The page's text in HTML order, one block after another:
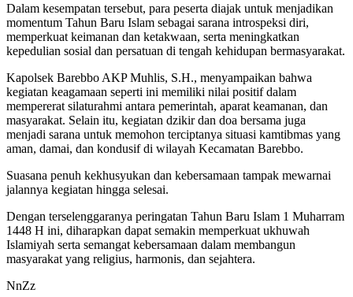
Dalam kesempatan tersebut, para peserta diajak untuk menjadikan
momentum Tahun Baru Islam sebagai sarana introspeksi diri,
memperkuat keimanan dan ketakwaan, serta meningkatkan
kepedulian sosial dan persatuan di tengah kehidupan bermasyarakat.
Kapolsek Barebbo AKP Muhlis, S.H., menyampaikan bahwa
kegiatan keagamaan seperti ini memiliki nilai positif dalam
mempererat silaturahmi antara pemerintah, aparat keamanan, dan
masyarakat. Selain itu, kegiatan dzikir dan doa bersama juga
menjadi sarana untuk memohon terciptanya situasi kamtibmas yang
aman, damai, dan kondusif di wilayah Kecamatan Barebbo.
Suasana penuh kekhusyukan dan kebersamaan tampak mewarnai
jalannya kegiatan hingga selesai.
Dengan terselenggaranya peringatan Tahun Baru Islam 1 Muharram
1448 H ini, diharapkan dapat semakin memperkuat ukhuwah
Islamiyah serta semangat kebersamaan dalam membangun
masyarakat yang religius, harmonis, dan sejahtera.
NnZz